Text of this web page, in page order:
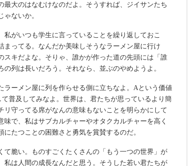
大のはなむけなのだよ。そうすれば、ジイサンたち
ないか。
がいつも学生に言っていることを繰り返しておこ
ってる。なんだか美味しそうなラーメン屋に行け
キだよな。そりゃ、誰かが作った道の先頭には「誰
列は長いだろう。それなら、並ぶのやめようよ。
ーメン屋に列を作らせる側に立ちなよ。Aという価値
普及してみなよ。世界は、君たちが思っているより簡
守ってる席がなんの意味もないことを明らかにして
で、私はサブカルチャーやオタクカルチャーを高く
たつことの困難さと勇気を賞賛するのだ。
脆い。ものすごくたくさんの「もう一つの世界」が
は人間の成長なんだと思う。そうした若い君たちが